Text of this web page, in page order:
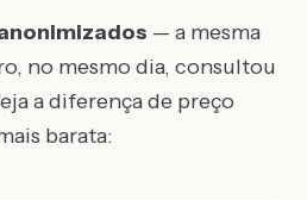
— a mesma
no mesmo dia, consultou
a diferença de preço
barata: